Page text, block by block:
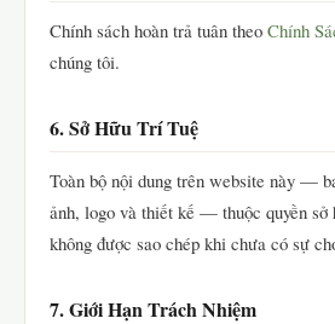
Chính sách hoàn trả tuân theo Chính
chúng tôi.
6. Sở Hữu Trí Tuệ
Toàn bộ nội dung trên website này —
ảnh, logo và thiết kế — thuộc quyền sở
không được sao chép khi chưa có sự
7. Giới Hạn Trách Nhiệm